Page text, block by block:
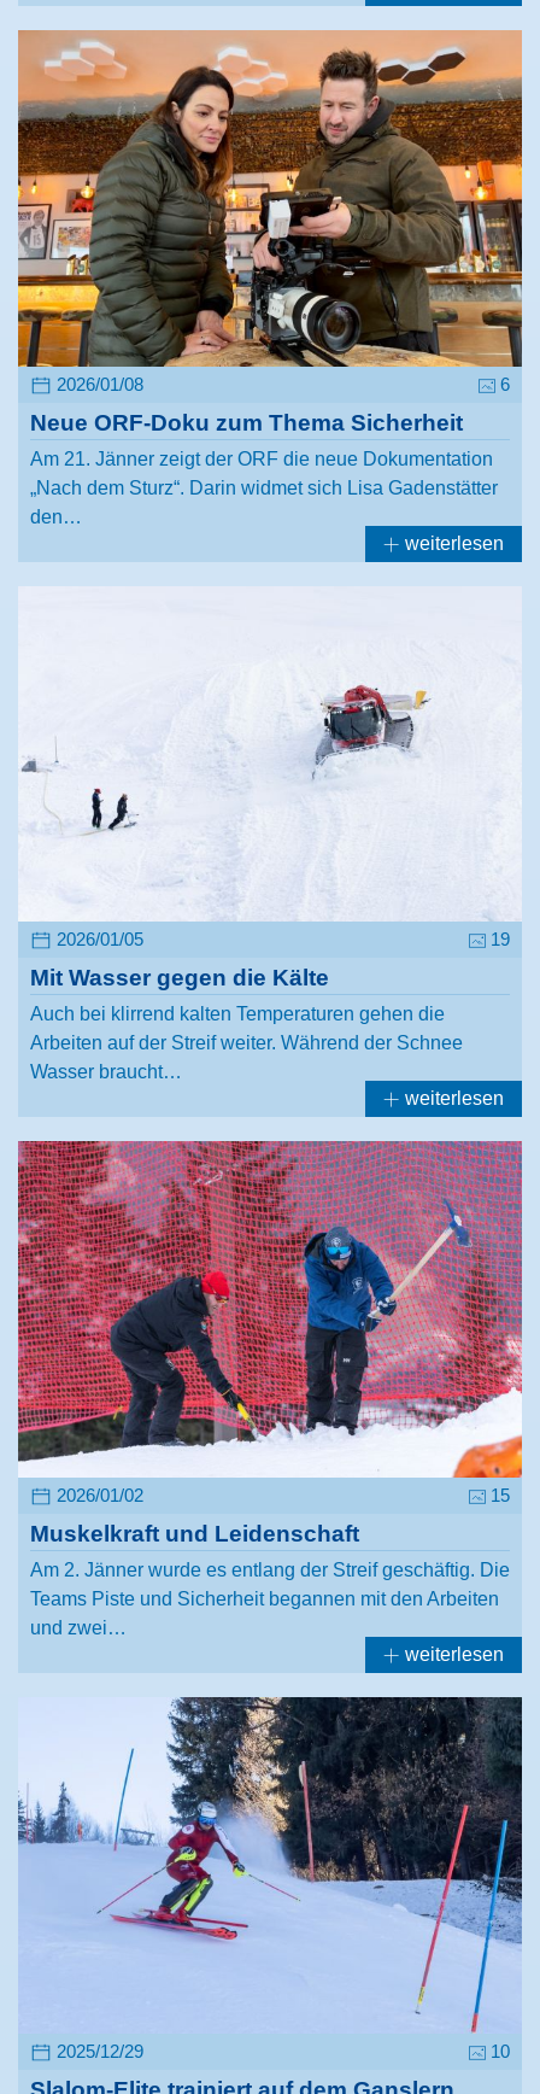
2026/01/08 6
Neue ORF-Doku zum Thema Sicherheit
Am 21. Jänner zeigt der ORF die neue Dokumentation
„Nach dem Sturz“. Darin widmet sich Lisa Gadenstätter
den…
weiterlesen
2026/01/05 19
Mit Wasser gegen die Kälte
Auch bei klirrend kalten Temperaturen gehen die
Arbeiten auf der Streif weiter. Während der Schnee
Wasser braucht…
weiterlesen
2026/01/02 15
Muskelkraft und Leidenschaft
Am 2. Jänner wurde es entlang der Streif geschäftig. Die
Teams Piste und Sicherheit begannen mit den Arbeiten
und zwei…
weiterlesen
2025/12/29 10